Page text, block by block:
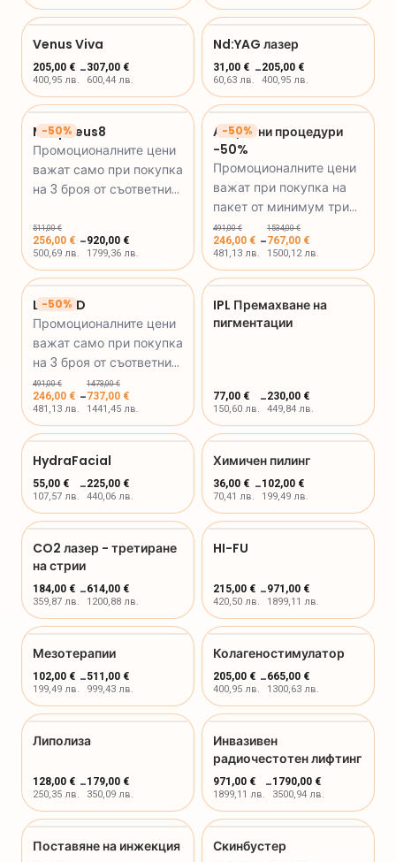
Venus Viva
205,00 €
400,95 лв.
-307,00 €
600,44 лв.
Nd:YAG лазер
31,00 €
60,63 лв.
-205,00 €
400,95 лв.
-50%
Morpheus8
Промоционалните цени
важат само при покупка
на 3 броя от съответния
511,00 €
256,00 €
500,69 лв.
-920,00 €
1799,36 лв.
-50%
Апаратни процедури
-50%
Промоционалните цени
важат при покупка на
пакет от минимум три
броя.
491,00 €
246,00 €
481,13 лв.
-
1534,00 €
767,00 €
1500,12 лв.
-50%
LASE MD
Промоционалните цени
важат само при покупка
на 3 броя от съответния
артикул.
491,00 €
246,00 €
481,13 лв.
-
1473,00 €
737,00 €
1441,45 лв.
IPL Премахване на
пигментации
77,00 €
150,60 лв.
-230,00 €
449,84 лв.
HydraFacial
55,00 €
107,57 лв.
-225,00 €
440,06 лв.
Химичен пилинг
36,00 €
70,41 лв.
-102,00 €
199,49 лв.
CO2 лазер - третиране
на стрии
184,00 €
359,87 лв.
-614,00 €
1200,88 лв.
HI-FU
215,00 €
420,50 лв.
-971,00 €
1899,11 лв.
Мезотерапии
102,00 €
199,49 лв.
-511,00 €
999,43 лв.
Колагеностимулатор
205,00 €
400,95 лв.
-665,00 €
1300,63 лв.
Липолиза
128,00 €
250,35 лв.
-179,00 €
350,09 лв.
Инвазивен
радиочестотен лифтинг
971,00 €
1899,11 лв.
-1790,00 €
3500,94 лв.
Поставяне на инжекция Скинбустер